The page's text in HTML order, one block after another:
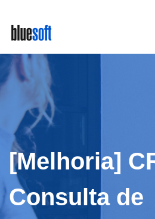
main
content
[Melhoria]
Consulta de